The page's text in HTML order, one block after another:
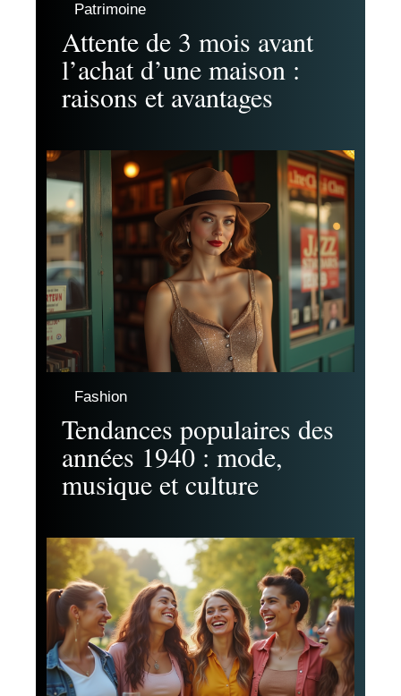
Patrimoine
Attente de 3 mois avant
l’achat d’une maison :
raisons et avantages
Fashion
Tendances populaires des
années 1940 : mode,
musique et culture